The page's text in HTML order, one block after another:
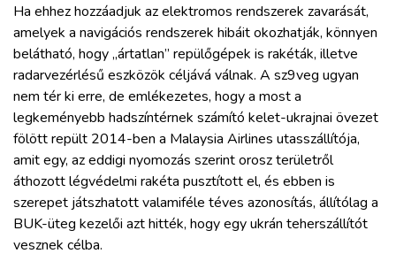
Ha ehhez hozzáadjuk az elektromos rendszerek zavarását,
amelyek a navigációs rendszerek hibáit okozhatják, könnyen
belátható, hogy „ártatlan” repülőgépek is rakéták, illetve
radarvezérlésű eszközök céljává válnak. A sz9veg ugyan
nem tér ki erre, de emlékezetes, hogy a most a
legkeményebb hadszíntérnek számító kelet-ukrajnai övezet
fölött repült 2014-ben a Malaysia Airlines utasszállítója,
amit egy, az eddigi nyomozás szerint orosz területről
áthozott légvédelmi rakéta pusztított el, és ebben is
szerepet játszhatott valamiféle téves azonosítás, állítólag a
BUK-üteg kezelői azt hitték, hogy egy ukrán teherszállítót
vesznek célba.